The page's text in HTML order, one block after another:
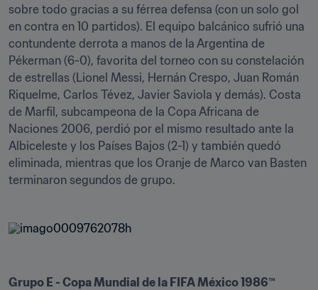
sobre todo gracias a su férrea defensa (con un solo gol
en contra en 10 partidos). El equipo balcánico sufrió una
contundente derrota a manos de la Argentina de
Pékerman (6-0), favorita del torneo con su constelación
de estrellas (Lionel Messi, Hernán Crespo, Juan Román
Riquelme, Carlos Tévez, Javier Saviola y demás). Costa
de Marfil, subcampeona de la Copa Africana de
Naciones 2006, perdió por el mismo resultado ante la
Albiceleste y los Países Bajos (2-1) y también quedó
eliminada, mientras que los Oranje de Marco van Basten
terminaron segundos de grupo.
Grupo E - Copa Mundial de la FIFA México 1986™